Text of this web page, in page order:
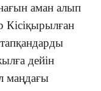
аман алып
Кісіқырылған
дейін
маңдағы